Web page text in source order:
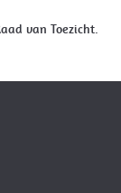
van Toezicht.